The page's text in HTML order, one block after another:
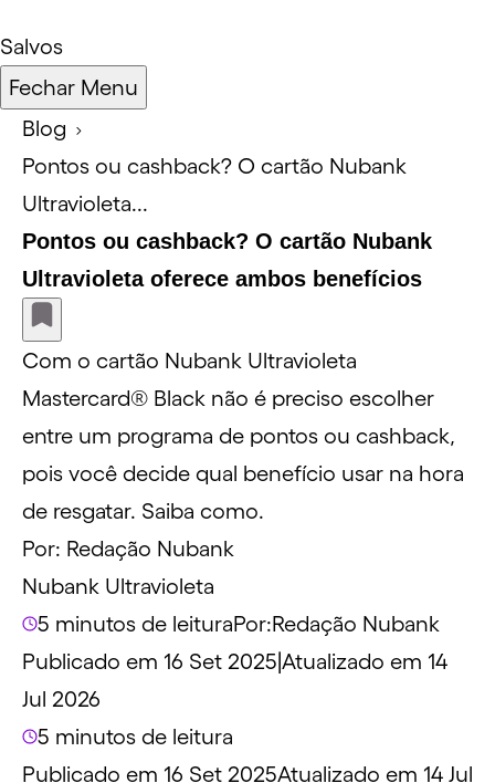
Salvos
Fechar Menu
Blog
Pontos ou cashback? O cartão Nubank
Ultravioleta...
Pontos ou cashback? O cartão Nubank
Ultravioleta oferece ambos benefícios
Com o cartão Nubank Ultravioleta
Mastercard® Black não é preciso escolher
entre um programa de pontos ou cashback,
pois você decide qual benefício usar na hora
de resgatar. Saiba como.
Por: Redação Nubank
Nubank Ultravioleta
5 minutos de leituraPor:Redação Nubank
Publicado em 16 Set 2025 Atualizado em 14
Jul 2026
5 minutos de leitura
Publicado em 16 Set 2025Atualizado em 14 Jul